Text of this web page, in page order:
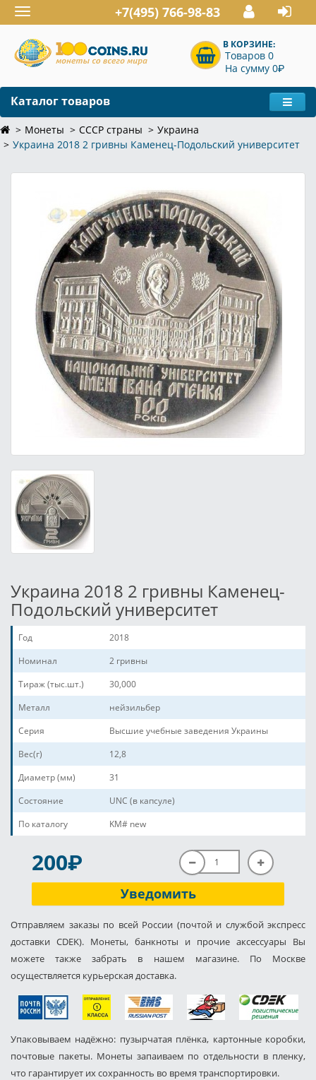
Toggle
navigation
+7(495) 766-98-83
В КОРЗИНЕ:
Товаров 0
На сумму 0P
Каталог товаров
Монеты СССР страны
Украина
Украина 2018 2 гривны Каменец-Подольский университет
Украина 2018 2 гривны Каменец-
Подольский университет
Год
2018
Номинал
2 гривны
Тираж (тыс.шт.)
30,000
Металл
нейзильбер
Серия
Высшие учебные заведения Украины
Вес(г)
12,8
Диаметр (мм)
31
Состояние
UNC (в капсуле)
По каталогу
KM# new
200P
Уведомить
Отправляем заказы по всей России (почтой и службой экспресс
доставки CDEK). Монеты, банкноты и прочие аксессуары Вы
можете также забрать в нашем магазине. По Москве
осуществляется курьерская доставка.
Упаковываем надёжно: пузырчатая плёнка, картонные коробки,
почтовые пакеты. Монеты запаиваем по отдельности в пленку,
что гарантирует их сохранность во время транспортировки.